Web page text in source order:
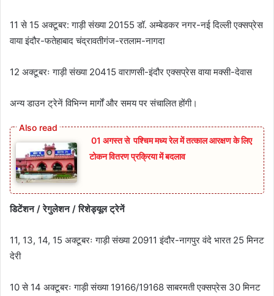
11 से 15 अक्टूबर: गाड़ी संख्या 20155 डॉ. अम्बेडकर नगर-नई दिल्ली एक्सप्रेस
वाया इंदौर-फतेहाबाद चंद्रावतीगंज-रतलाम-नागदा
12 अक्टूबरः गाड़ी संख्या 20415 वाराणसी-इंदौर एक्सप्रेस वाया मक्सी-देवास
अन्य डाउन ट्रेनें विभिन्न मार्गों और समय पर संचालित होंगी।
01 अगस्त से पश्चिम मध्य रेल में तत्काल आरक्षण के लिए
टोकन वितरण प्रक्रिया में बदलाव
डिटेंशन / रेगुलेशन / रिशेड्यूल ट्रेनें
11, 13, 14, 15 अक्टूबरः गाड़ी संख्या 20911 इंदौर-नागपुर वंदे भारत 25 मिनट
देरी
10 से 14 अक्टूबरः गाड़ी संख्या 19166/19168 साबरमती एक्सप्रेस 30 मिनट